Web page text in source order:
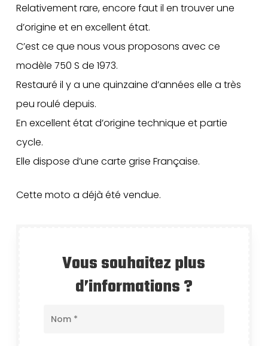
Relativement rare, encore faut il en trouver une
d’origine et en excellent état.
C’est ce que nous vous proposons avec ce
modèle 750 S de 1973.
Restauré il y a une quinzaine d’années elle a très
peu roulé depuis.
En excellent état d’origine technique et partie
cycle.
Elle dispose d’une carte grise Française.
Cette moto a déjà été vendue.
Vous souhaitez plus
d’informations ?